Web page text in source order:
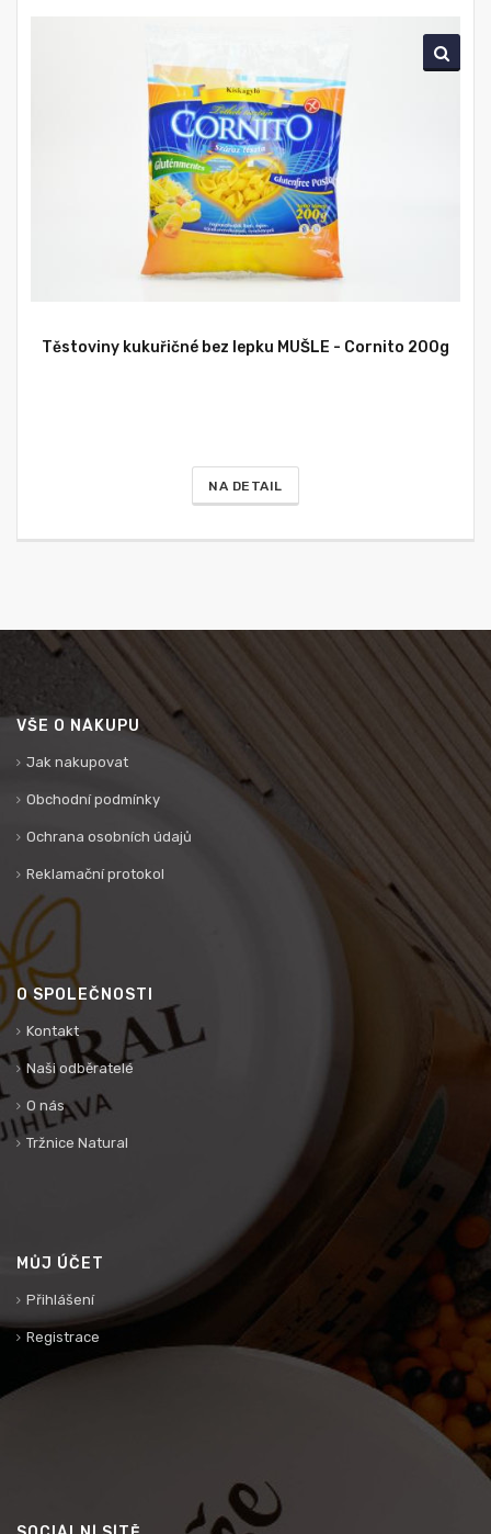
Těstoviny kukuřičné bez lepku MUŠLE - Cornito 200g
NA DETAIL
VŠE O NÁKUPU
Jak nakupovat
Obchodní podmínky
Ochrana osobních údajů
Reklamační protokol
O SPOLEČNOSTI
Kontakt
Naši odběratelé
O nás
Tržnice Natural
MŮJ ÚČET
Přihlášení
Registrace